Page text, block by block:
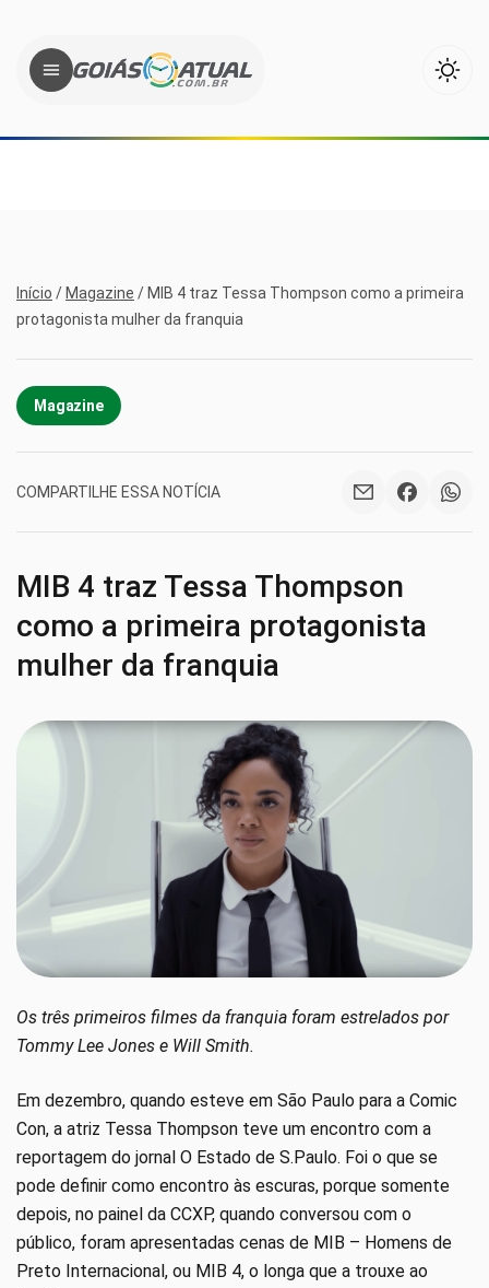
Início / Magazine / MIB 4 traz Tessa Thompson como a primeira
protagonista mulher da franquia
Magazine
COMPARTILHE ESSA NOTÍCIA
MIB 4 traz Tessa Thompson
como a primeira protagonista
mulher da franquia
Os três primeiros filmes da franquia foram estrelados por
Tommy Lee Jones e Will Smith.
Em dezembro, quando esteve em São Paulo para a Comic
Con, a atriz Tessa Thompson teve um encontro com a
reportagem do jornal O Estado de S.Paulo. Foi o que se
pode definir como encontro às escuras, porque somente
depois, no painel da CCXP, quando conversou com o
público, foram apresentadas cenas de MIB – Homens de
Preto Internacional, ou MIB 4, o longa que a trouxe ao